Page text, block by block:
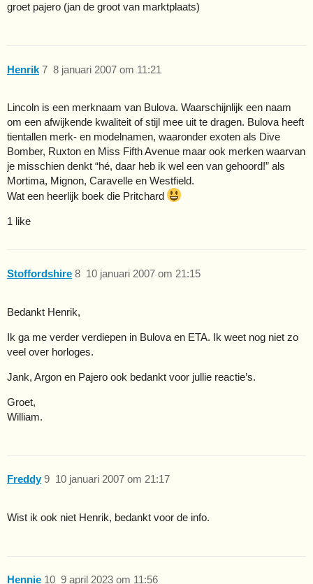
groet pajero (jan de groot van marktplaats)
Henrik 8 januari 2007 om 11:21
7
Lincoln is een merknaam van Bulova. Waarschijnlijk een naam
om een afwijkende kwaliteit of stijl mee uit te dragen. Bulova heeft
tientallen merk- en modelnamen, waaronder exoten als Dive
Bomber, Ruxton en Miss Fifth Avenue maar ook merken waarvan
je misschien denkt “hé, daar heb ik wel een van gehoord!” als
Mortima, Mignon, Caravelle en Westfield.
Wat een heerlijk boek die Pritchard
1 like
Stoffordshire 10 januari 2007 om 21:15
8
Bedankt Henrik,
Ik ga me verder verdiepen in Bulova en ETA. Ik weet nog niet zo
veel over horloges.
Jank, Argon en Pajero ook bedankt voor jullie reactie’s.
Groet,
William.
Freddy 10 januari 2007 om 21:17
9
Wist ik ook niet Henrik, bedankt voor de info.
Hennie 9 april 2023 om 11:56
10